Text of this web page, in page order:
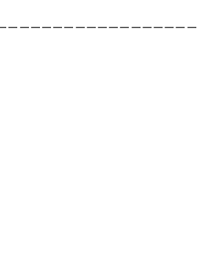
ーーーーーーーーーーーーーーーーー